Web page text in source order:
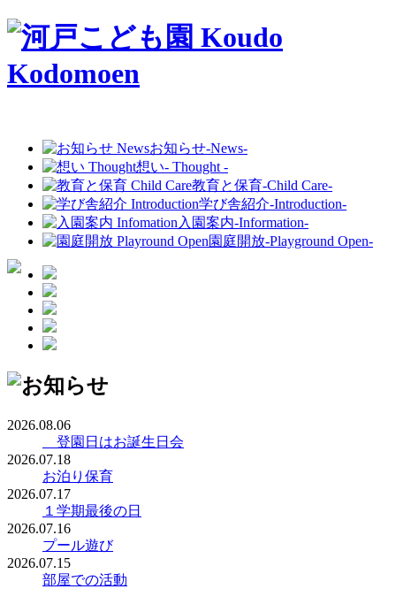
お知らせ-News-
想い- Thought -
教育と保育-Child Care-
学び舎紹介-Introduction-
入園案内-Information-
園庭開放-Playground Open-
2026.08.06
登園日はお誕生日会
2026.07.18
お泊り保育
2026.07.17
１学期最後の日
2026.07.16
プール遊び
2026.07.15
部屋での活動